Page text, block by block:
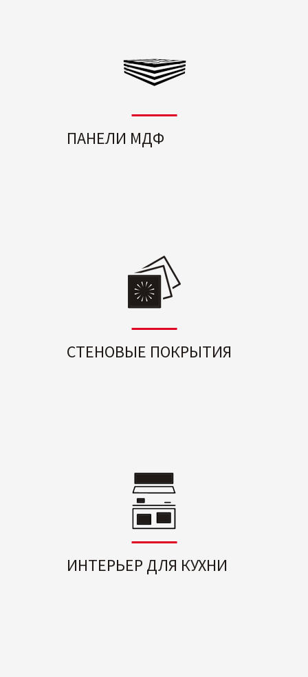
ПАНЕЛИ МДФ
СТЕНОВЫЕ ПОКРЫТИЯ
ИНТЕРЬЕР ДЛЯ КУХНИ